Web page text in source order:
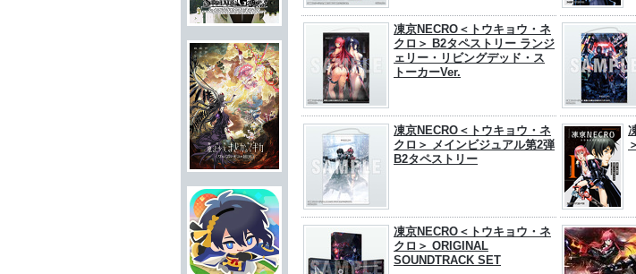
凍京NECRO＜トウキョウ・ネ
クロ＞ B2タペストリー ランジ
ェリー・リビングデッド・ス
トーカーVer.
凍京NECRO＜トウキョウ・ネ
クロ＞ メインビジュアル第2弾
B2タペストリー
凍京NECRO＜トウキョウ・ネ
クロ＞ ORIGINAL
SOUNDTRACK SET